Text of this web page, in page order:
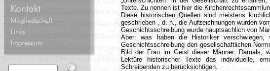
Texte. Zu nennen ist hier die
Diese historischen Quellen sind meistens
geschrieben , d. h., die Aufzeichnungen wurden
Geschichtsschreibung wurde hauptsächlich von
Aber: was haben die Historiker
Geschichtsschreibung den gesellschaftlichen
Bild der Frau im Geist dieser Männer. Damals,
Lektüre historischer Texte das individuelle,
Schreibenden zu berücksichtigen.